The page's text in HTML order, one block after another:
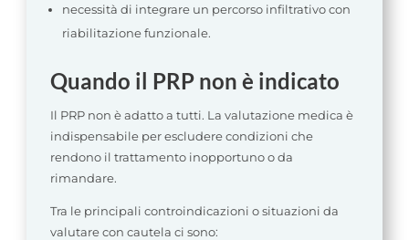
necessità di integrare un percorso infiltrativo con
riabilitazione funzionale.
Quando il PRP non è indicato
Il PRP non è adatto a tutti. La valutazione medica è
indispensabile per escludere condizioni che
rendono il trattamento inopportuno o da
rimandare.
Tra le principali controindicazioni o situazioni da
valutare con cautela ci sono: